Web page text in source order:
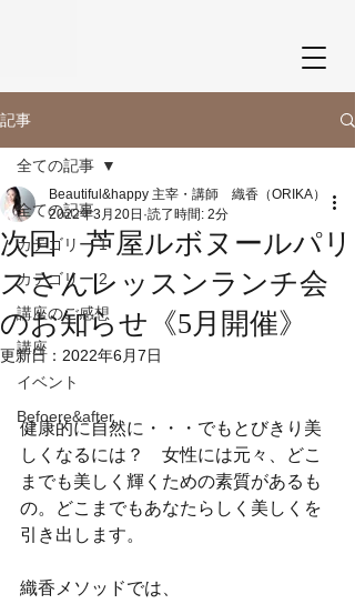
記事
全ての記事
カテゴリー 1
カテゴリー 2
講座のご感想
講座
イベント
Befoere&after
全ての記事
次回 芦屋ルボヌールパリ
スさんレッスンランチ会
のお知らせ《5月開催》
Beautiful&happy 主宰・講師 織香（ORIKA）
2022年3月20日 読了時間: 2分
更新日： 2022年6月7日
健康的に自然に・・・でもとびきり美
しくなるには？　女性には元々、どこ
までも美しく輝くための素質があるも
の。どこまでもあなたらしく美しくを
引き出します。
織香メソッドでは、